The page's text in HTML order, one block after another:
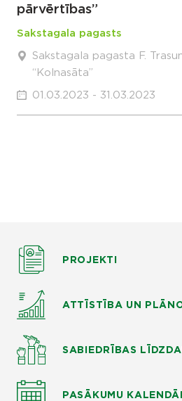
pārvērtības”
Sakstagala pagasts
Sakstagala pagasta F.
“Kolnasāta”
01.03.2023 - 31.03.2023
PROJEKTI
ATTĪSTĪBA UN
SABIEDRĪBAS
PASĀKUMU